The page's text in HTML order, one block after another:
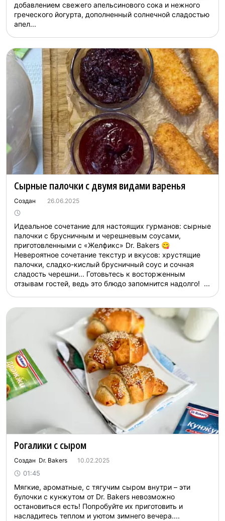
добавлением свежего апельсинового сока и нежного
греческого йогурта, дополненный солнечной сладостью
апел...
Сырные палочки с двумя видами варенья
Создан 26.06.2025
Идеальное сочетание для настоящих гурманов: сырные
палочки с брусничным и черешневым соусами,
приготовленными с «Желфикс» Dr. Bakers 😋
Невероятное сочетание текстур и вкусов: хрустящие
палочки, сладко-кислый брусничный соус и сочная
сладость черешни... Готовьтесь к восторженным
отзывам гостей, ведь это блюдо запомнится надолго! ...
Рогалики с сыром
Создан Dr. Bakers 10.02.2025
01:45
Мягкие, ароматные, с тягучим сыром внутри – эти
булочки с кунжутом от Dr. Bakers невозможно
остановиться есть! Попробуйте их приготовить и
насладитесь теплом и уютом зимнего вечера....